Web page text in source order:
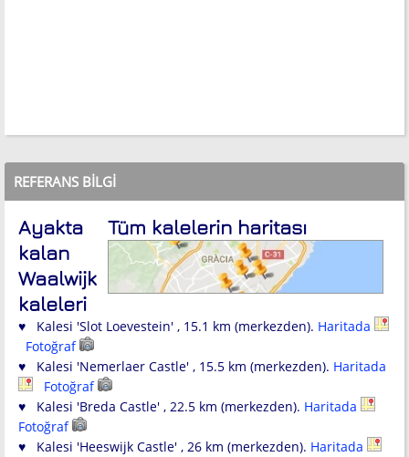
REFERANS BILGI
Tüm kalelerin haritası
Ayakta
kalan
Waalwijk
kaleleri
♥ Kalesi 'Slot Loevestein' , 15.1 km (merkezden). Haritada
Fotoğraf
♥ Kalesi 'Nemerlaer Castle' , 15.5 km (merkezden). Haritada
Fotoğraf
♥ Kalesi 'Breda Castle' , 22.5 km (merkezden). Haritada
Fotoğraf
♥ Kalesi 'Heeswijk Castle' , 26 km (merkezden). Haritada